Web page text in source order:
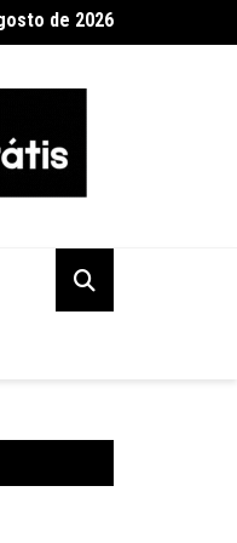
de Lula à reeleição
de 2026